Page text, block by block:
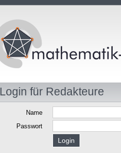
Login für Redakteure
Name
Passwort